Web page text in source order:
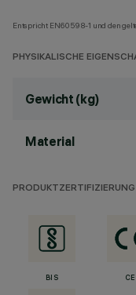
Entspricht EN60598-1 und den
PHYSIKALISCHE
Gewicht (kg)
Material
PRODUKTZERTIFIZIERUNG
BIS CE